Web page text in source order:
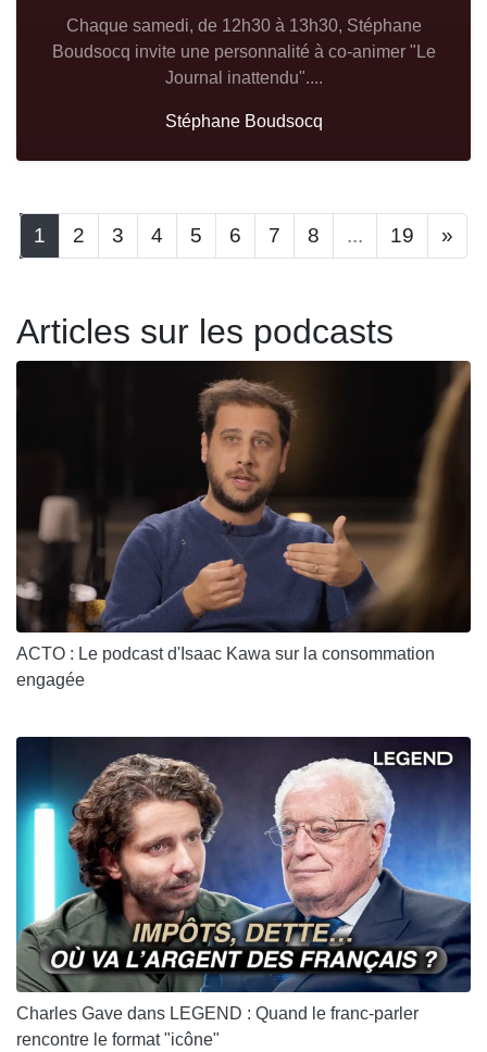
Chaque samedi, de 12h30 à 13h30, Stéphane
Boudsocq invite une personnalité à co-animer "Le
Journal inattendu"....
Stéphane Boudsocq
1 2 3 4 5 6 7 8 ... 19 »
Articles sur les podcasts
ACTO : Le podcast d'Isaac Kawa sur la consommation
engagée
Charles Gave dans LEGEND : Quand le franc-parler
rencontre le format "icône"